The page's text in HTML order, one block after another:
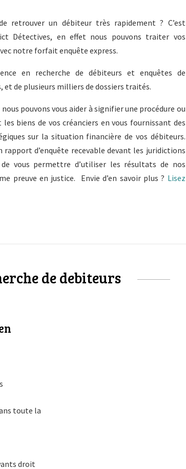
retrouver un débiteur très rapidement ? C’est
Détectives, en effet nous pouvons traiter vos
notre forfait enquête express.
en recherche de débiteurs et enquêtes de
et de plusieurs milliers de dossiers traités.
pouvons vous aider à signifier une procédure ou
biens de vos créanciers en vous fournissant des
sur la situation financière de vos débiteurs.
rapport d’enquête recevable devant les juridictions
vous permettre d’utiliser les résultats de nos
preuve en justice. Envie d’en savoir plus ? Lisez
de debiteurs
toute la
droit